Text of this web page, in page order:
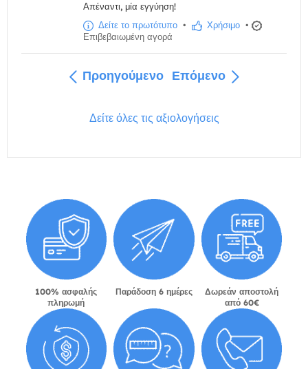
Απέναντι, μία εγγύηση!
Δείτε το πρωτότυπο • Χρήσιμο •
Επιβεβαιωμένη αγορά
Προηγούμενο Επόμενο
Δείτε όλες τις αξιολογήσεις
100% ασφαλής
πληρωμή
Παράδοση 6 ημέρες
Δωρεάν αποστολή
από 60€